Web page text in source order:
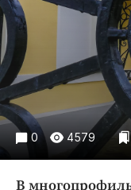
Экономика
ПРОЕКТЫ
Издания
0 4579
В